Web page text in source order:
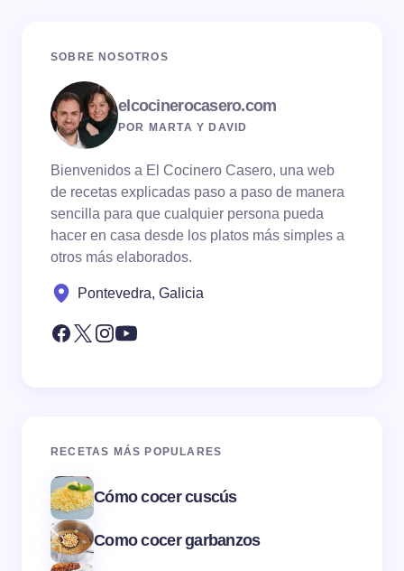
SOBRE NOSOTROS
elcocinerocasero.com
POR MARTA Y DAVID
Bienvenidos a El Cocinero Casero, una web
de recetas explicadas paso a paso de manera
sencilla para que cualquier persona pueda
hacer en casa desde los platos más simples a
otros más elaborados.
Pontevedra, Galicia
RECETAS MÁS POPULARES
Cómo cocer cuscús
Como cocer garbanzos